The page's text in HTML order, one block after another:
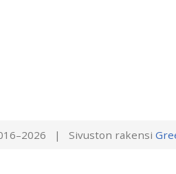
| Sivuston rakensi